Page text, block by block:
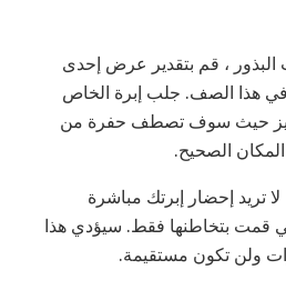
، قم بتقدير عرض إحدى
في هذا الصف. جلب إبرة الخاص
حيث سوف تصطف حفرة من
الصحيح.
تريد إحضار إبرتك مباشرة
قمت بتخاطنها فقط. سيؤدي هذا
ولن تكون مستقيمة.